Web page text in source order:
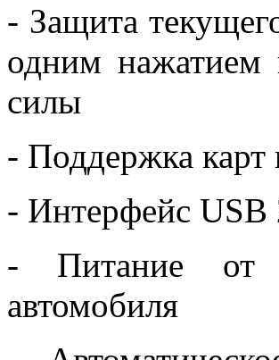
- Защита
одним нажатием
силы
- Поддержка
- Интерфейс USB
- Питание от
автомобиля